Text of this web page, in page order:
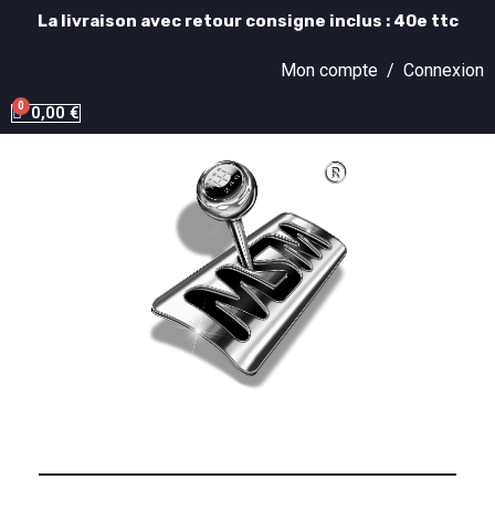
La livraison avec retour consigne inclus : 40e ttc
Mon compte / Connexion
0,00 €